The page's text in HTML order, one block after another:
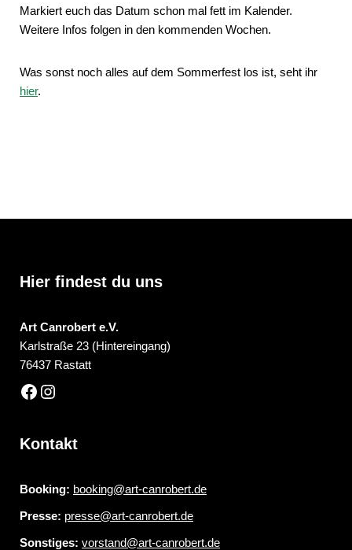
Markiert euch das Datum schon mal fett im Kalender.
Weitere Infos folgen in den kommenden Wochen.
Was sonst noch alles auf dem Sommerfest los ist, seht ihr
hier.
Hier findest du uns
Art Canrobert e.V.
Karlstraße 23 (Hintereingang)
76437 Rastatt
Kontakt
Booking: booking@art-canrobert.de
Presse: presse@art-canrobert.de
Sonstiges: vorstand@art-canrobert.de